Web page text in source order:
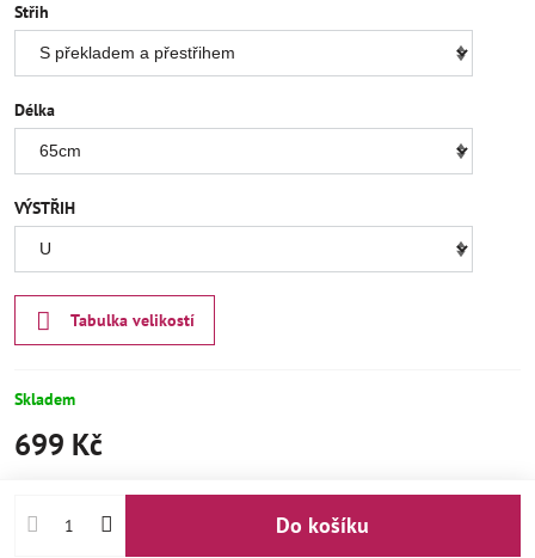
Střih
Délka
VÝSTŘIH
Tabulka velikostí
Skladem
699 Kč
Do košíku